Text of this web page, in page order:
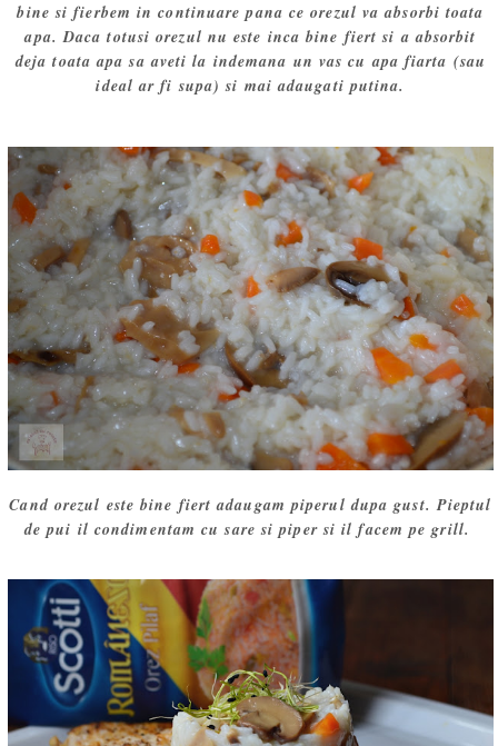
bine si fierbem in continuare pana ce orezul va absorbi toata
apa. Daca totusi orezul nu este inca bine fiert si a absorbit
deja toata apa sa aveti la indemana un vas cu apa fiarta (sau
ideal ar fi supa) si mai adaugati putina.
Cand orezul este bine fiert adaugam piperul dupa gust. Pieptul
de pui il condimentam cu sare si piper si il facem pe grill.